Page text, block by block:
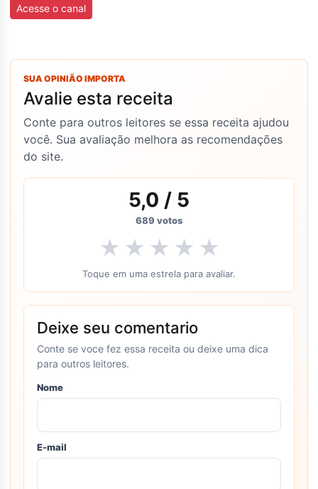
Acesse o canal
SUA OPINIÃO IMPORTA
Avalie esta receita
Conte para outros leitores se essa receita ajudou
você. Sua avaliação melhora as recomendações
do site.
5,0 / 5
689 votos
★ ★ ★ ★ ★
Toque em uma estrela para avaliar.
Deixe seu comentario
Conte se voce fez essa receita ou deixe uma dica
para outros leitores.
Nome
E-mail